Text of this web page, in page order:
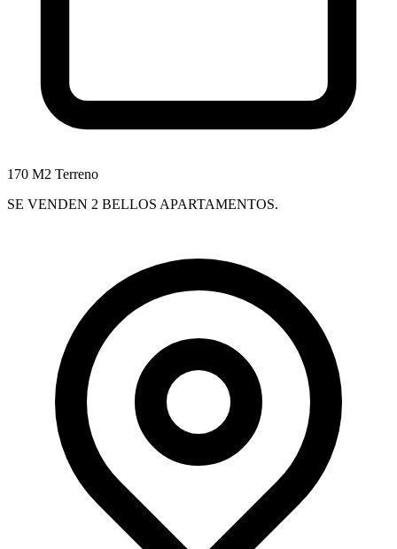
170 M2 Terreno
SE VENDEN 2 BELLOS APARTAMENTOS.